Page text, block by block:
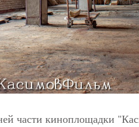
части киноплощадки